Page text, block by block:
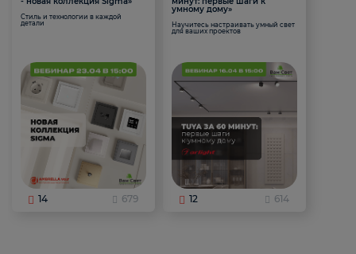
Стиль и технологии в каждой
детали
14 679
умному дому»
Научитесь настраивать умный свет
для ваших проектов
12 614